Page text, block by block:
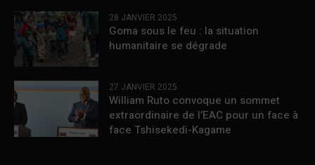
28 JANVIER 2025
Goma sous le feu : la situation
humanitaire se dégrade
27 JANVIER 2025
William Ruto convoque un sommet
extraordinaire de l’EAC pour un face à
face Tshisekedi-Kagame